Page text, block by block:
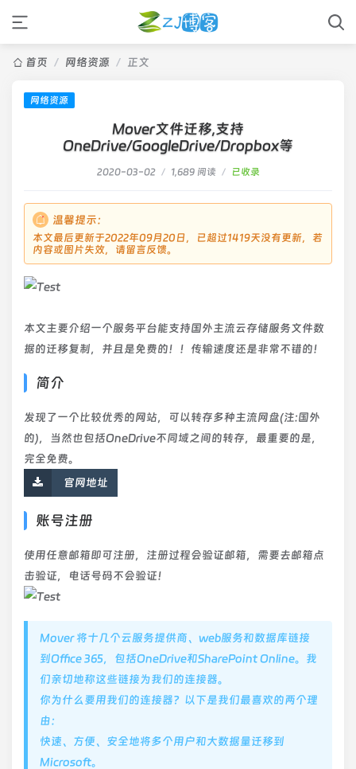
首页 / 网络资源 / 正文
网络资源
Mover文件迁移,支持
OneDrive/GoogleDrive/Dropbox等
2020-03-02 / 1,689 阅读 / 已收录
温馨提示：
本文最后更新于2022年09月20日，已超过1419天没有更新，若
内容或图片失效，请留言反馈。
本文主要介绍一个服务平台能支持国外主流云存储服务文件数
据的迁移复制，并且是免费的！！传输速度还是非常不错的！
简介
发现了一个比较优秀的网站，可以转存多种主流网盘(注:国外
的)，当然也包括OneDrive不同域之间的转存，最重要的是，
完全免费。
官网地址
账号注册
使用任意邮箱即可注册，注册过程会验证邮箱，需要去邮箱点
击验证，电话号码不会验证！
Mover 将十几个云服务提供商、web服务和数据库链接
到Office 365，包括OneDrive和SharePoint Online。我
们亲切地称这些链接为我们的连接器。
你为什么要用我们的连接器？以下是我们最喜欢的两个理
由：
快速、方便、安全地将多个用户和大数据量迁移到
Microsoft。